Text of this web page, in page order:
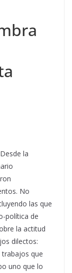
la
No
las que
política de
la actitud
dilectos:
trabajos que
uno que lo